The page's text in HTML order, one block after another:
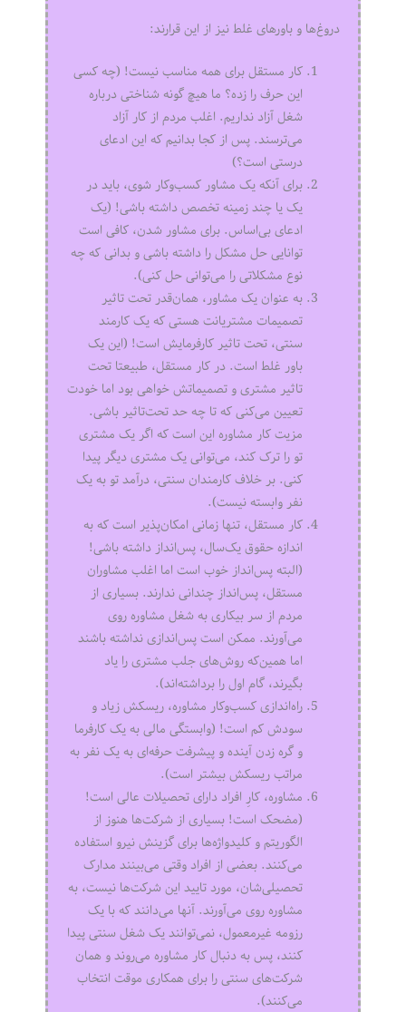
دروغ‌ها و باورهای غلط نیز از این قرارند:
کار مستقل برای همه مناسب نیست! (چه کسی
این حرف را زده؟ ما هیچ گونه شناختی درباره
شغل آزاد نداریم. اغلب مردم از کار آزاد
می‌ترسند. پس از کجا بدانیم که این ادعای
درستی است؟)
برای آنکه یک مشاور کسب‌وکار شوی، باید در
یک یا چند زمینه تخصص داشته باشی! (یک
ادعای بی‌اساس. برای مشاور شدن، کافی است
توانایی حل مشکل را داشته باشی و بدانی که چه
نوع مشکلاتی را می‌توانی حل کنی).
به عنوان یک مشاور، همان‌قدر تحت تاثیر
تصمیمات مشتریانت هستی که یک کارمند
سنتی، تحت تاثیر کارفرمایش است! (این یک
باور غلط است. در کار مستقل، طبیعتا تحت
تاثیر مشتری و تصمیماتش خواهی بود اما خودت
تعیین می‌کنی که تا چه حد تحت‌تاثیر باشی.
مزیت کار مشاوره این است که اگر یک مشتری
تو را ترک کند، می‌‌توانی یک مشتری دیگر پیدا
کنی. بر خلاف کارمندان سنتی، درآمد تو به یک
نفر وابسته نیست).
کار مستقل، تنها زمانی امکان‌پذیر است که به
اندازه حقوق یک‌سال، پس‌انداز داشته باشی!
(البته پس‌انداز خوب است اما اغلب مشاوران
مستقل، پس‌انداز چندانی ندارند. بسیاری از
مردم از سر بیکاری به شغل مشاوره روی
می‌آورند. ممکن است پس‌اندازی نداشته باشند
اما همین‌که روش‌های جلب مشتری را یاد
بگیرند، گام اول را برداشته‌اند).
راه‌اندازی کسب‌وکار مشاوره، ریسکش زیاد و
سودش کم است! (وابستگی مالی به یک کارفرما
و گره زدن آینده و پیشرفت حرفه‌ای به یک نفر به
مراتب ریسکش بیشتر است).
مشاوره، کارِ افراد دارای تحصیلات عالی است!
(مضحک است! بسیاری از شرکت‌ها هنوز از
الگوریتم و کلیدواژه‌ها برای گزینش نیرو استفاده
می‌کنند. بعضی از افراد وقتی می‌بینند مدارک
تحصیلی‌شان، مورد تایید این شرکت‌ها نیست، به
مشاوره روی می‌آورند. آنها می‌دانند که با یک
رزومه غیرمعمول، نمی‌توانند یک شغل سنتی پیدا
کنند، پس به دنبال کار مشاوره می‌روند و همان
شرکت‌های سنتی را برای همکاری موقت انتخاب
می‌کنند).